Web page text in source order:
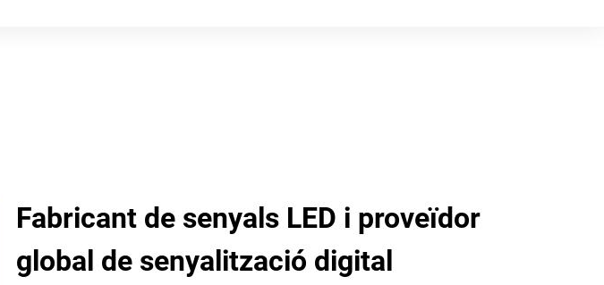
Fabricant de senyals LED i proveïdor
global de senyalització digital